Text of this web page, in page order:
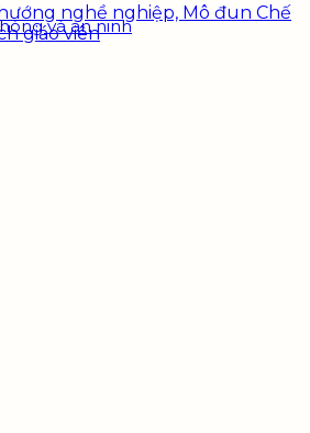
và an ninh
nghề nghiệp, Mô đun Chế
giáo viên